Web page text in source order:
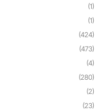
(1)
(1)
(424)
(473)
(4)
(280)
(2)
(23)